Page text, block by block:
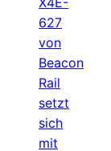
627
von
Beacon
Rail
setzt
sich
mit